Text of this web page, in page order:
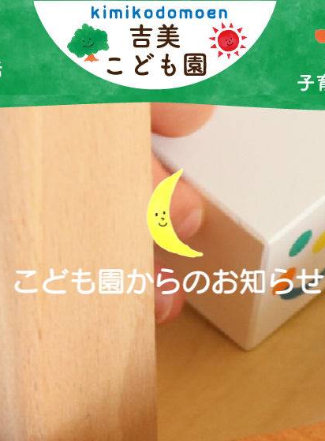
園の生活 top